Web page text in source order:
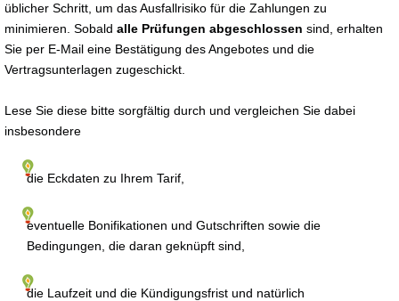
üblicher Schritt, um das Ausfallrisiko für die Zahlungen zu
minimieren. Sobald alle Prüfungen abgeschlossen sind, erhalten
Sie per E-Mail eine Bestätigung des Angebotes und die
Vertragsunterlagen zugeschickt.
Lese Sie diese bitte sorgfältig durch und vergleichen Sie dabei
insbesondere
die Eckdaten zu Ihrem Tarif,
eventuelle Bonifikationen und Gutschriften sowie die
Bedingungen, die daran geknüpft sind,
die Laufzeit und die Kündigungsfrist und natürlich